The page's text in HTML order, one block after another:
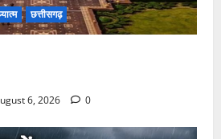
छत्तीसगढ़
6, 2026 0